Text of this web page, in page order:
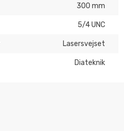
300 mm
5/4 UNC
Lasersvejset
Diateknik